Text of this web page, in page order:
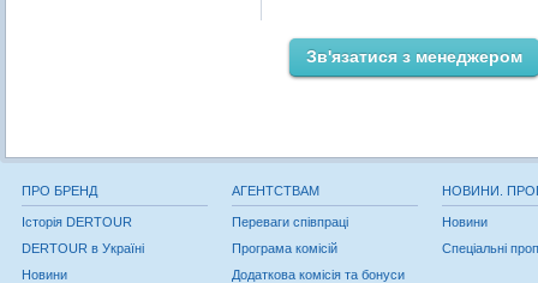
Зв'язатися з менеджером
ПРО БРЕНД
Історія DERTOUR
DERTOUR в Україні
Новини
АГЕНТСТВАМ
Переваги співпраці
Програма комісій
Додаткова комісія та бонуси
НОВИНИ.
Новини
Спеціальні